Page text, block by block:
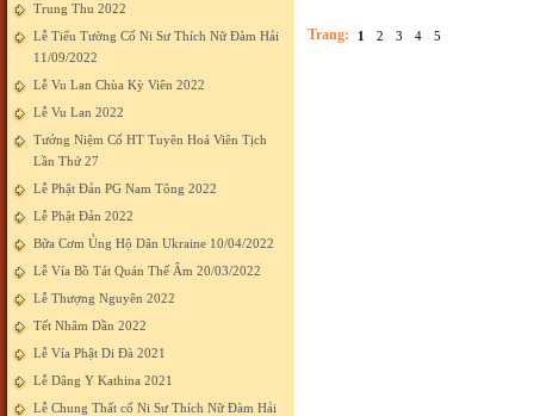
Trung Thu 2022
Lễ Tiểu Tường Cố Ni Sư Thích Nữ Đàm Hải
11/09/2022
Lễ Vu Lan Chùa Kỳ Viên 2022
Lễ Vu Lan 2022
Tưởng Niệm Cố HT Tuyên Hoá Viên Tịch
Lần Thứ 27
Lễ Phật Đản PG Nam Tông 2022
Lễ Phật Đản 2022
Bữa Cơm Ủng Hộ Dân Ukraine 10/04/2022
Lễ Vía Bồ Tát Quán Thế Âm 20/03/2022
Lễ Thượng Nguyên 2022
Tết Nhâm Dần 2022
Lễ Vía Phật Di Đà 2021
Lễ Dâng Y Kathina 2021
Lễ Chung Thất cố Ni Sư Thích Nữ Đàm Hải
Trang: 1 2 3 4 5